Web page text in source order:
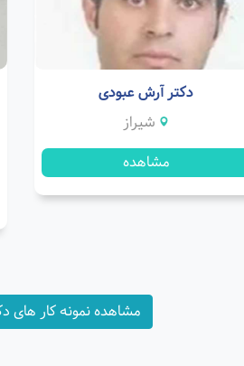
دکتر آرش عبودی
شیراز
مشاهده
مشاهده نمونه کار های